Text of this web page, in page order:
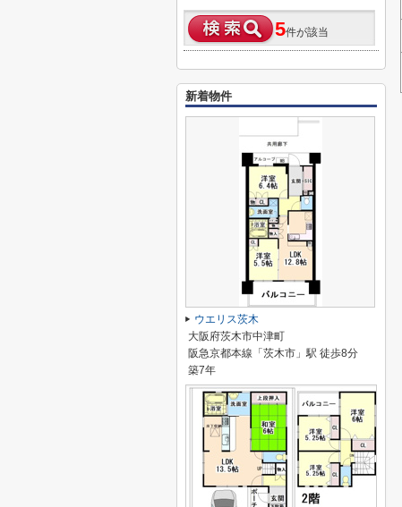
5件が該当
新着物件
ウエリス茨木
大阪府茨木市中津町
阪急京都本線「茨木市」駅 徒歩8分
築7年